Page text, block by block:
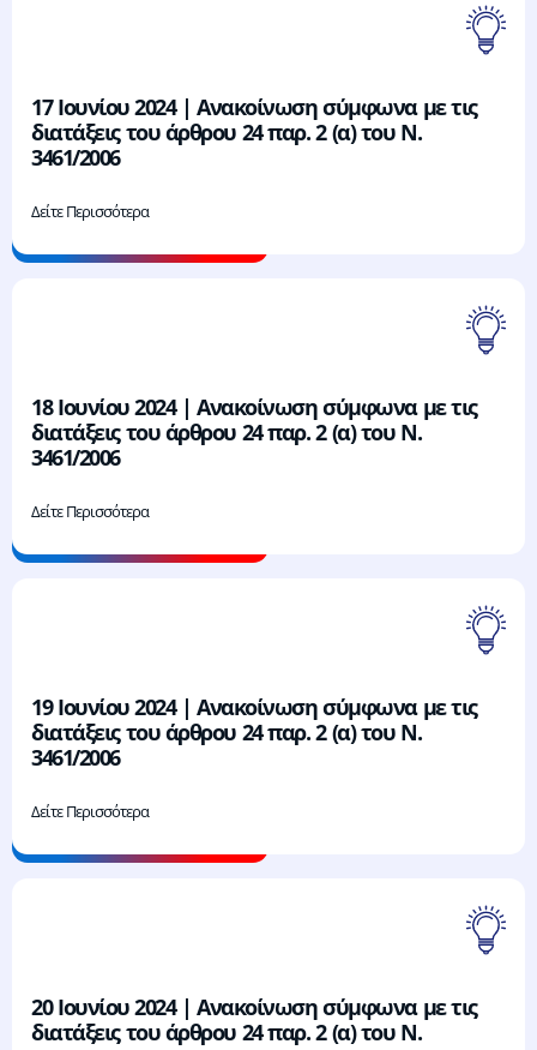
17 Ιουνίου 2024 | Ανακοίνωση σύμφωνα με τις
διατάξεις του άρθρου 24 παρ. 2 (α) του Ν.
3461/2006
Δείτε Περισσότερα
18 Ιουνίου 2024 | Ανακοίνωση σύμφωνα με τις
διατάξεις του άρθρου 24 παρ. 2 (α) του Ν.
3461/2006
Δείτε Περισσότερα
19 Ιουνίου 2024 | Ανακοίνωση σύμφωνα με τις
διατάξεις του άρθρου 24 παρ. 2 (α) του Ν.
3461/2006
Δείτε Περισσότερα
20 Ιουνίου 2024 | Ανακοίνωση σύμφωνα με τις
διατάξεις του άρθρου 24 παρ. 2 (α) του Ν.